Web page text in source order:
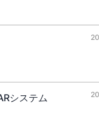
システム